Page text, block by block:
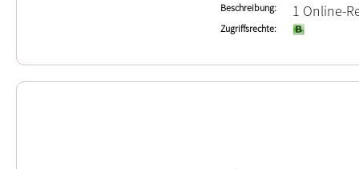
Beschreibung 1 Online-
Zugriffsrechte